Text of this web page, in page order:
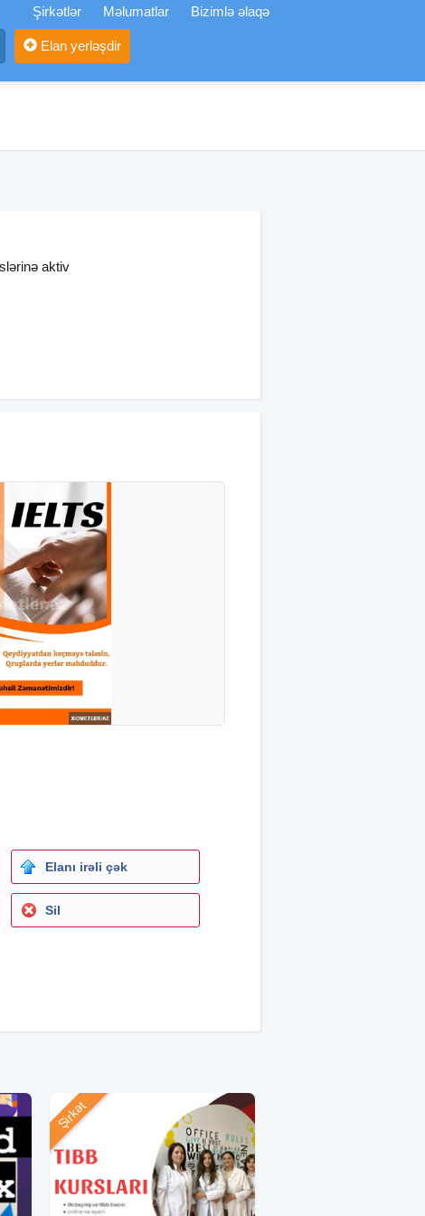
Şirkətlər Məlumatlar Bizimlə əlaqə
Elan yerləşdir
aktiv
Elanı irəli çək
Sil
Şirkət